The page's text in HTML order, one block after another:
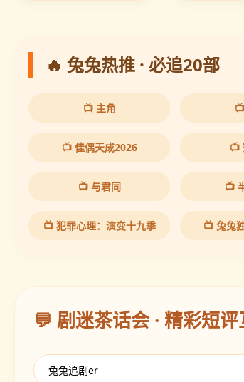
🔥 兔兔热推 · 必追20部
📺 主角
📺 佳偶天成2026 📺
📺 与君同 📺
💬 剧迷茶话会 · 精彩短